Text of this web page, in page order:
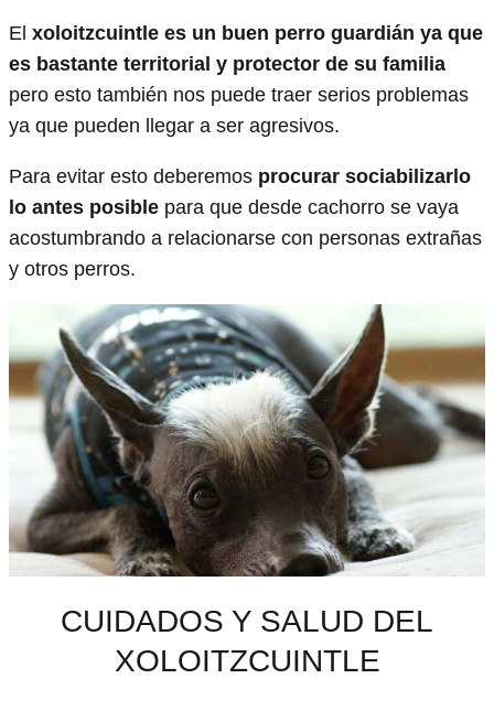
El xoloitzcuintle es un buen perro guardián ya que
es bastante territorial y protector de su familia
pero esto también nos puede traer serios problemas
ya que pueden llegar a ser agresivos.
Para evitar esto deberemos procurar sociabilizarlo
lo antes posible para que desde cachorro se vaya
acostumbrando a relacionarse con personas extrañas
y otros perros.
CUIDADOS Y SALUD DEL
XOLOITZCUINTLE